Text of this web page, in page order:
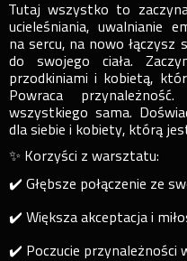
Tutaj wszystko to
ucieleśniania, uwalnianie
na sercu, na nowo łączysz
do swojego ciała.
przodkiniami i kobietą,
Powraca
wszystkiego sama.
dla siebie i kobiety, którą
✨ Korzyści z warsztatu:
✔️ Głębsze połączenie ze
✔️ Większa akceptacja i
✔️ Poczucie przynależności